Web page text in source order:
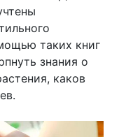
таких книг
знания о
каков